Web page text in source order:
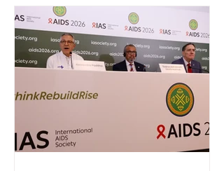
(OMC), contestando duas medidas
tarifárias adotadas pelo país norte-
americano com base na Seção 301 da
Lei de Comércio de 1974. Segundo nota
divulgada pelo Ministério das Relações
Exteriores, o Brasil considera que as
incompatíveis com as obrigações
assumidas pelos Estados Unid